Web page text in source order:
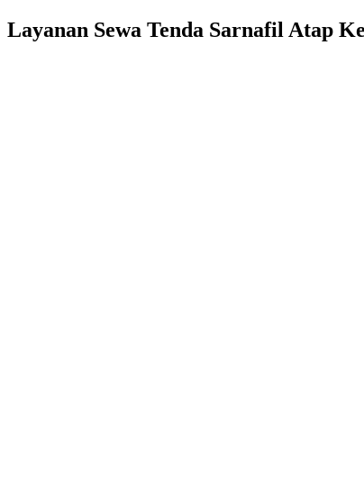
Layanan Sewa Tenda Sarnafil Atap